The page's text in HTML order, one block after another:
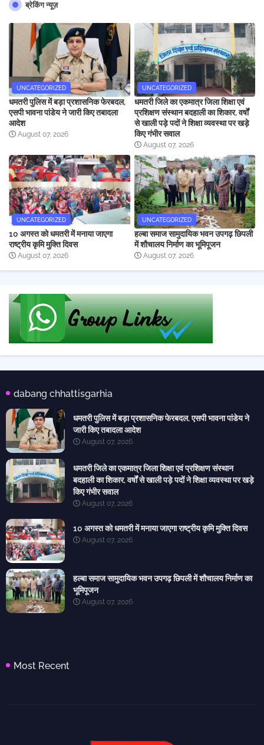
ब्रेकिंग न्यूज़
UNCATEGORIZED
धमतरी पुलिस में बड़ा प्रशासनिक फेरबदल,
एसपी भावना पांडेय ने जारी किए तबादला
आदेश
August 07, 2026
UNCATEGORIZED
धमतरी जिले का एकमात्र जिला शिक्षा एवं
प्रशिक्षण संस्थान बदहाली का शिकार, वर्षों
से खाली पड़े पदों ने शिक्षा व्यवस्था पर खड़े
किए गंभीर सवाल
August 07, 2026
UNCATEGORIZED
10 अगस्त को धमतरी में मनाया जाएगा
राष्ट्रीय कृमि मुक्ति दिवस
August 07, 2026
UNCATEGORIZED
हल्बा समाज सामुदायिक भवन उपगढ़ छिपली
में शौचालय निर्माण का भूमिपूजन
August 07, 2026
dabang chhattisgarhia
धमतरी पुलिस में बड़ा प्रशासनिक फेरबदल, एसपी भावना पांडेय ने
जारी किए तबादला आदेश
August 07, 2026
धमतरी जिले का एकमात्र जिला शिक्षा एवं प्रशिक्षण संस्थान
बदहाली का शिकार, वर्षों से खाली पड़े पदों ने शिक्षा व्यवस्था पर खड़े
किए गंभीर सवाल
August 07, 2026
10 अगस्त को धमतरी में मनाया जाएगा राष्ट्रीय कृमि मुक्ति दिवस
August 07, 2026
हल्बा समाज सामुदायिक भवन उपगढ़ छिपली में शौचालय निर्माण का
भूमिपूजन
August 07, 2026
Most Recent